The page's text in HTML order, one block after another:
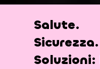
Salute.
Sicurezza.
Soluzioni: